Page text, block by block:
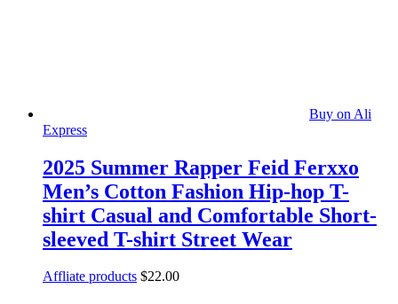
Buy on Ali
Express
2025 Summer Rapper Feid Ferxxo
Men’s Cotton Fashion Hip-hop T-
shirt Casual and Comfortable Short-
sleeved T-shirt Street Wear
Affliate products $22.00